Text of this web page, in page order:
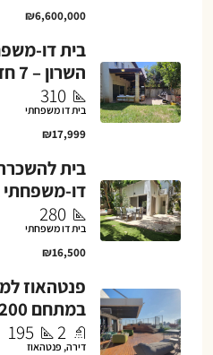
₪6,600,000
בית דו-
השרון – 7 חדרים
310
בית דו משפחתי
₪17,999
בית
דו-
280
בית דו משפחתי
₪16,500
פנטהאוז
במתחם 1200, רחוב עזר ויצמן
2
195
דירה, פנטהאוז